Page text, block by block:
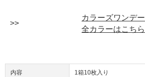
カラーズワンデー
全カラーはこちら
内容 1箱10枚入り